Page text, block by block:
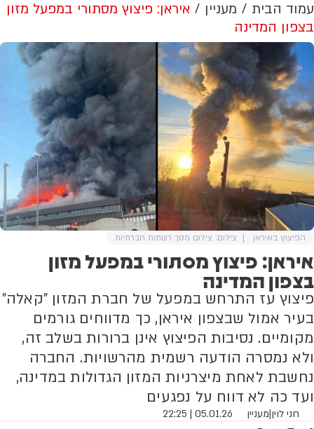
עמוד הבית מעניין
איראן: פיצוץ מסתורי במפעל מזון
בצפון המדינה
איראן: פיצוץ מסתורי במפעל מזון
בצפון המדינה
פיצוץ עז התרחש במפעל של חברת המזון "קאלה"
בעיר אמול שבצפון איראן, כך מדווחים גורמים
מקומיים. נסיבות הפיצוץ אינן ברורות בשלב זה,
ולא נמסרה הודעה רשמית מהרשויות. החברה
נחשבת לאחת מיצרניות המזון הגדולות במדינה,
ועד כה לא דווח על נפגעים
חני לוין|מעניין 05.01.26 | 22:25
הפיצוץ באיראן צילום: צילום מסך רשתות חברתיות